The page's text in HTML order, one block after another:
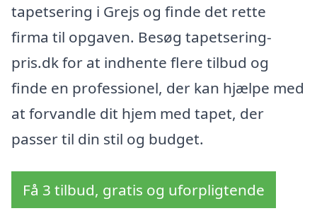
tapetsering i Grejs og finde det rette
firma til opgaven. Besøg tapetsering-
pris.dk for at indhente flere tilbud og
finde en professionel, der kan hjælpe med
at forvandle dit hjem med tapet, der
passer til din stil og budget.
Få 3 tilbud, gratis og uforpligtende